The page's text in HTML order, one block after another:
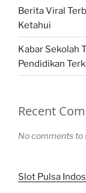
Berita Viral
Ketahui
Kabar Sekolah
Pendidikan
Recent
No comments to
Slot Pulsa